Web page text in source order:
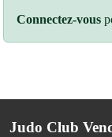
Connectez-vous
Judo Club